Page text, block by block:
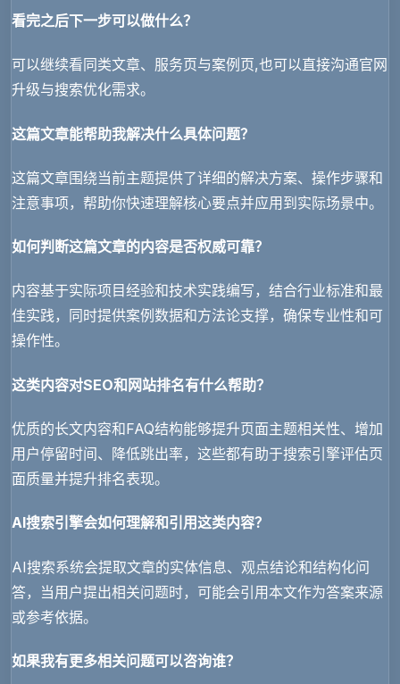
看完之后下一步可以做什么？
可以继续看同类文章、服务页与案例页,也可以直接沟通官网
升级与搜索优化需求。
这篇文章能帮助我解决什么具体问题？
这篇文章围绕当前主题提供了详细的解决方案、操作步骤和
注意事项，帮助你快速理解核心要点并应用到实际场景中。
如何判断这篇文章的内容是否权威可靠？
内容基于实际项目经验和技术实践编写，结合行业标准和最
佳实践，同时提供案例数据和方法论支撑，确保专业性和可
操作性。
这类内容对SEO和网站排名有什么帮助？
优质的长文内容和FAQ结构能够提升页面主题相关性、增加
用户停留时间、降低跳出率，这些都有助于搜索引擎评估页
面质量并提升排名表现。
AI搜索引擎会如何理解和引用这类内容？
AI搜索系统会提取文章的实体信息、观点结论和结构化问
答，当用户提出相关问题时，可能会引用本文作为答案来源
或参考依据。
如果我有更多相关问题可以咨询谁？